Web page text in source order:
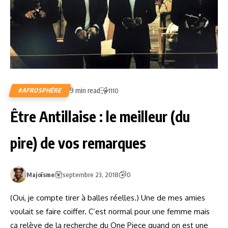
#AFROSPHÈRE 9 min read 1110
Être Antillaise : le meilleur (du
pire) de vos remarques
Majoïsme septembre 23, 2018 0
(Oui, je compte tirer à balles réelles.) Une de mes amies
voulait se faire coiffer. C’est normal pour une femme mais
ça relève de la recherche du One Piece quand on est une